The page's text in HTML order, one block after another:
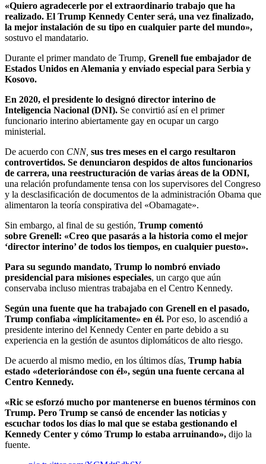
«Quiero agradecerle por el extraordinario trabajo que ha
realizado. El Trump Kennedy Center será, una vez finalizado,
la mejor instalación de su tipo en cualquier parte del mundo»,
sostuvo el mandatario.
Durante el primer mandato de Trump, Grenell fue embajador de
Estados Unidos en Alemania y enviado especial para Serbia y
Kosovo.
En 2020, el presidente lo designó director interino de
Inteligencia Nacional (DNI). Se convirtió así en el primer
funcionario interino abiertamente gay en ocupar un cargo
ministerial.
De acuerdo con CNN, sus tres meses en el cargo resultaron
controvertidos. Se denunciaron despidos de altos funcionarios
de carrera, una reestructuración de varias áreas de la ODNI,
una relación profundamente tensa con los supervisores del Congreso
y la desclasificación de documentos de la administración Obama que
alimentaron la teoría conspirativa del «Obamagate».
Sin embargo, al final de su gestión, Trump comentó
sobre Grenell: «Creo que pasarás a la historia como el mejor
‘director interino’ de todos los tiempos, en cualquier puesto».
Para su segundo mandato, Trump lo nombró enviado
presidencial para misiones especiales, un cargo que aún
conservaba incluso mientras trabajaba en el Centro Kennedy.
Según una fuente que ha trabajado con Grenell en el pasado,
Trump confiaba «implícitamente» en él. Por eso, lo ascendió a
presidente interino del Kennedy Center en parte debido a su
experiencia en la gestión de asuntos diplomáticos de alto riesgo.
De acuerdo al mismo medio, en los últimos días, Trump había
estado «deteriorándose con él», según una fuente cercana al
Centro Kennedy.
«Ric se esforzó mucho por mantenerse en buenos términos con
Trump. Pero Trump se cansó de encender las noticias y
escuchar todos los días lo mal que se estaba gestionando el
Kennedy Center y cómo Trump lo estaba arruinando», dijo la
fuente.